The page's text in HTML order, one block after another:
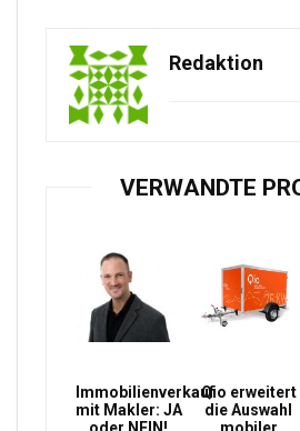
Redaktion
VERWANDTE
Immobilienverkauf
mit Makler: JA
Qio erweitert
die Auswahl